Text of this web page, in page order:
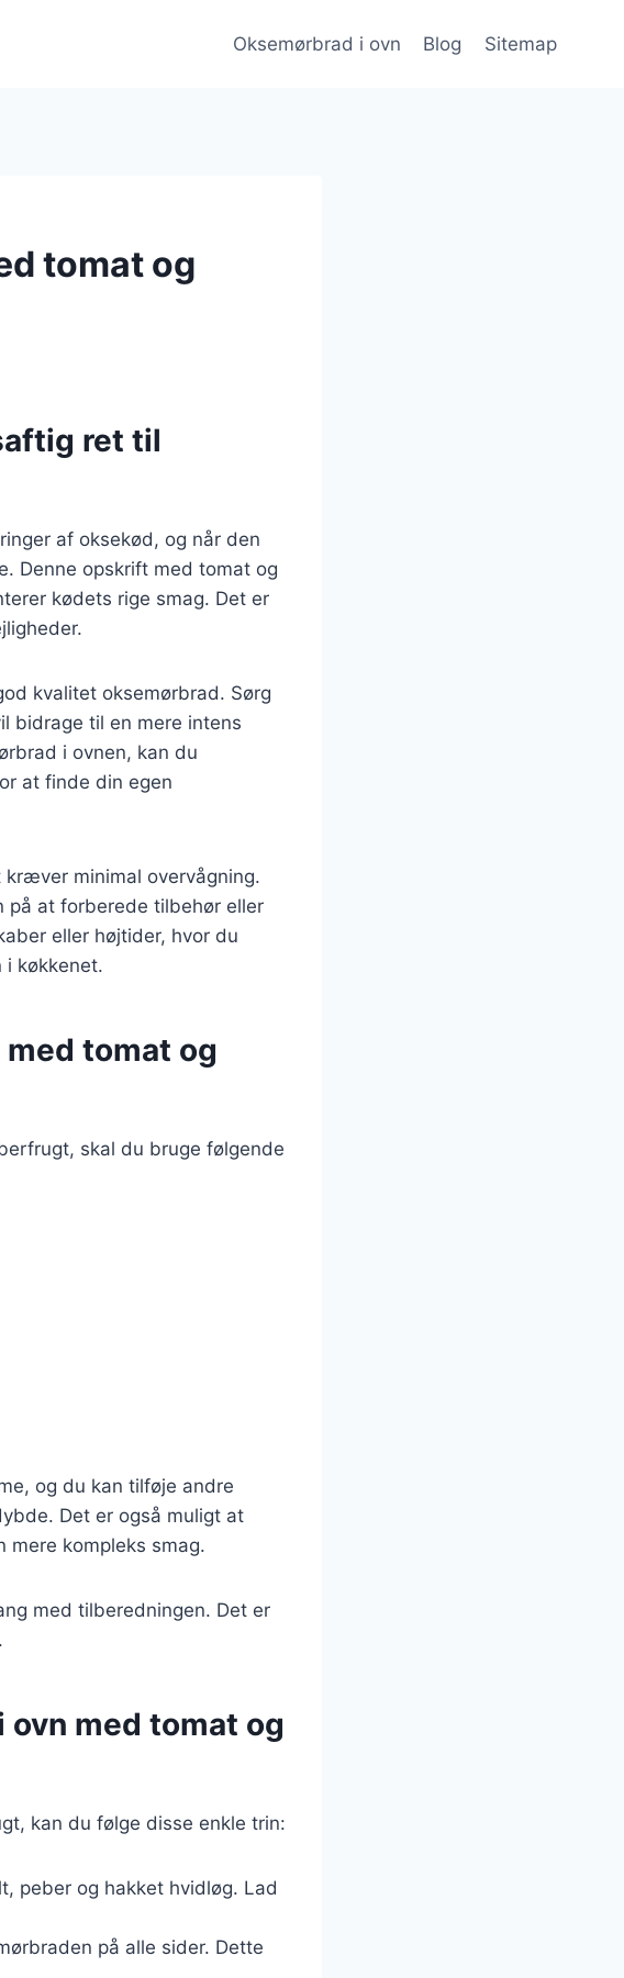
Oksemørbrad i ovn Blog Sitemap
tomat og
ret til
af oksekød, og når den
Denne opskrift med tomat og
kødets rige smag. Det er
kvalitet oksemørbrad. Sørg
bidrage til en mere intens
i ovnen, kan du
at finde din egen
minimal overvågning.
at forberede tilbehør eller
eller højtider, hvor du
køkkenet.
tomat og
skal du bruge følgende
og du kan tilføje andre
Det er også muligt at
mere kompleks smag.
med tilberedningen. Det er
med tomat og
kan du følge disse enkle trin:
peber og hakket hvidløg. Lad
på alle sider. Dette